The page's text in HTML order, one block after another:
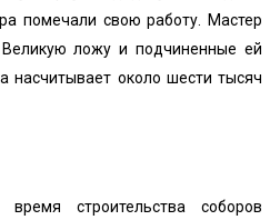
помечали свою работу. Мастер
ложу и подчиненные ей
около шести тысяч
строительства соборов